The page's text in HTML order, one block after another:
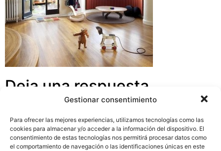
Gestionar consentimiento
Para ofrecer las mejores experiencias, utilizamos tecnologías como las
cookies para almacenar y/o acceder a la información del dispositivo. El
consentimiento de estas tecnologías nos permitirá procesar datos como
el comportamiento de navegación o las identificaciones únicas en este
Deja una respuesta
Los campos obligatorios están marcados con*
Comentario*